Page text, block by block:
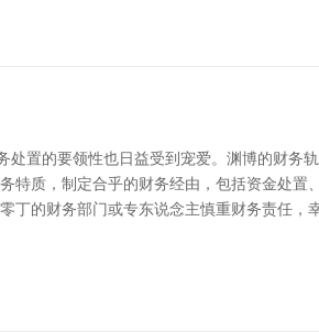
置的要领性也日益受到宠爱。渊博的财务
特质，制定合乎的财务经由，包括资金处
的财务部门或专东说念主慎重财务责任，